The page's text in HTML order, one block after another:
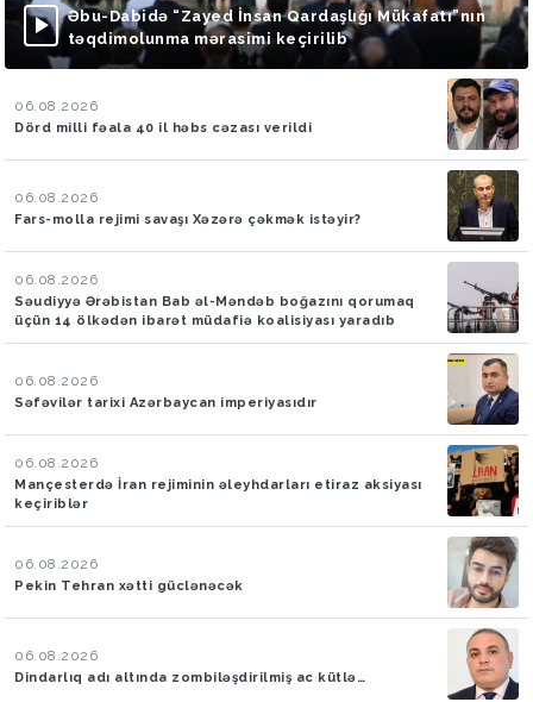
Əbu-Dabidə “Zayed İnsan Qardaşlığı Mükafatı”nın
təqdimolunma mərasimi keçirilib
06.08.2026
Dörd milli fəala 40 il həbs cəzası verildi
06.08.2026
Fars-molla rejimi savaşı Xəzərə çəkmək istəyir?
06.08.2026
Səudiyyə Ərəbistan Bab əl-Məndəb boğazını qorumaq
üçün 14 ölkədən ibarət müdafiə koalisiyası yaradıb
06.08.2026
Səfəvilər tarixi Azərbaycan imperiyasıdır
06.08.2026
Mançesterdə İran rejiminin əleyhdarları etiraz aksiyası
keçiriblər
06.08.2026
Pekin Tehran xətti güclənəcək
06.08.2026
Dindarlıq adı altında zombiləşdirilmiş ac kütlə…